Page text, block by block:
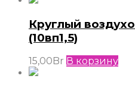
Круглый
(10вп1,5)
15,00 Br В корзину